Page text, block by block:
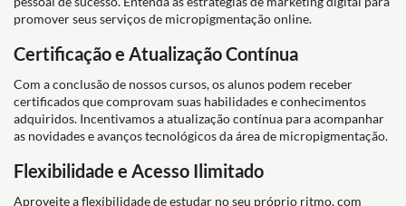
promover seus serviços de micropigmentação online.
Certificação e Atualização Contínua
Com a conclusão de nossos cursos, os alunos podem receber
certificados que comprovam suas habilidades e conhecimentos
adquiridos. Incentivamos a atualização contínua para acompanhar
as novidades e avanços tecnológicos da área de micropigmentação.
Flexibilidade e Acesso Ilimitado
Aproveite a flexibilidade de estudar no seu próprio ritmo, com